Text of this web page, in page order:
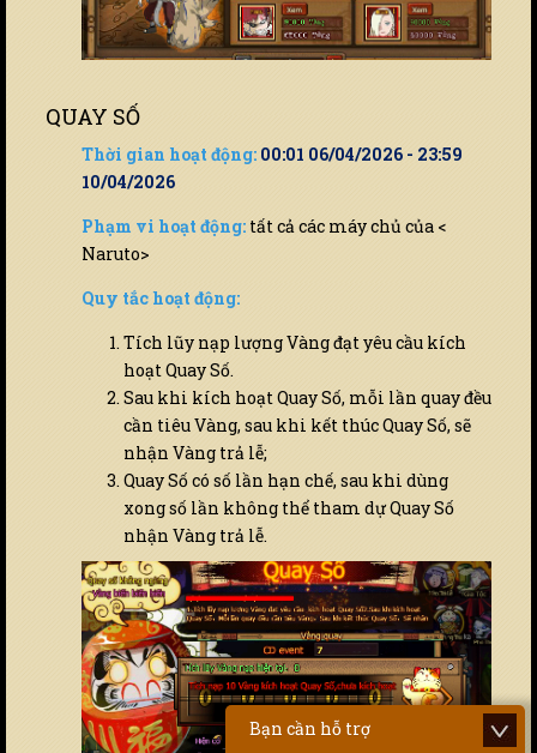
QUAY SỐ
Thời gian hoạt động: 00:01 06/04/2026 - 23:59
10/04/2026
Phạm vi hoạt động: tất cả các máy chủ của <
Naruto>
Quy tắc hoạt động:
Tích lũy nạp lượng Vàng đạt yêu cầu kích
hoạt Quay Số.
Sau khi kích hoạt Quay Số, mỗi lần quay đều
cần tiêu Vàng, sau khi kết thúc Quay Số, sẽ
nhận Vàng trả lễ;
Quay Số có số lần hạn chế, sau khi dùng
xong số lần không thể tham dự Quay Số
nhận Vàng trả lễ.
Bạn cần hỗ trợ